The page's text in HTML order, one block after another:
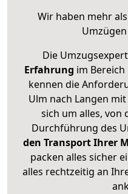
Wir haben mehr
Die
Erfahrung im
kennen die
Ulm nach Langen
sich um alles, von
Durchführung des
den Transport Ihrer
packen alles sicher
alles rechtzeitig an